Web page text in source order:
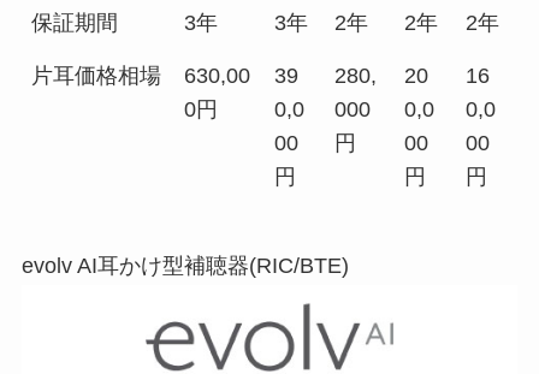
保証期間 3年 3年 2年 2年 2年
片耳価格相場
630,00
0円
39
0,0
00
円
280,
000
円
20
0,0
00
円
16
0,0
00
円
evolv AI耳かけ型補聴器(RIC/BTE)